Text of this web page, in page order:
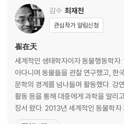
감수 최재천
관심작가 알림신청
崔在天
세계적인 생태학자이자 동물행동학자
아다니며 동물들을 관찰 연구했고, 한
문학의 경계를 넘나들며 활동했다. 강
활동 등을 통해 대중에게 과학을 알리
장서 왔다. 2013년 세계적인 동물학자
양성재단을 설립했으며, 현재는 재단